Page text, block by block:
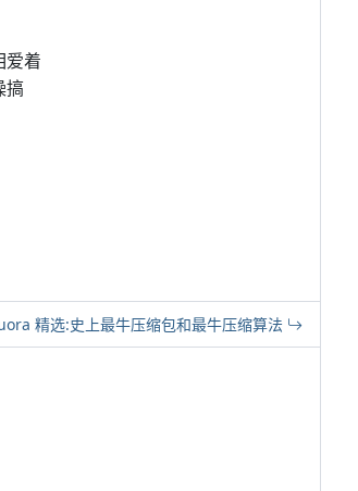
爱着
搞
精选:史上最牛压缩包和最牛压缩算法